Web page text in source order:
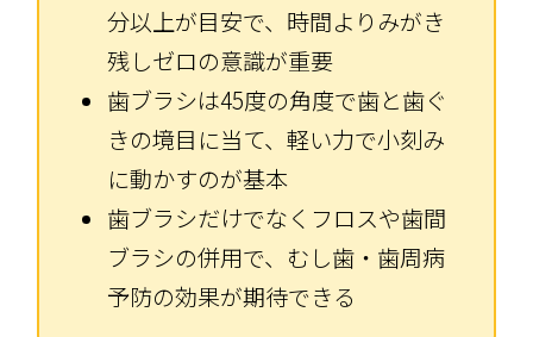
分以上が目安で、時間よりみがき
残しゼロの意識が重要
歯ブラシは45度の角度で歯と歯ぐ
きの境目に当て、軽い力で小刻み
に動かすのが基本
歯ブラシだけでなくフロスや歯間
ブラシの併用で、むし歯・歯周病
予防の効果が期待できる